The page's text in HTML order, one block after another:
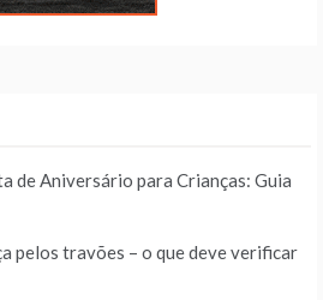
de Aniversário para Crianças: Guia
pelos travões – o que deve verificar